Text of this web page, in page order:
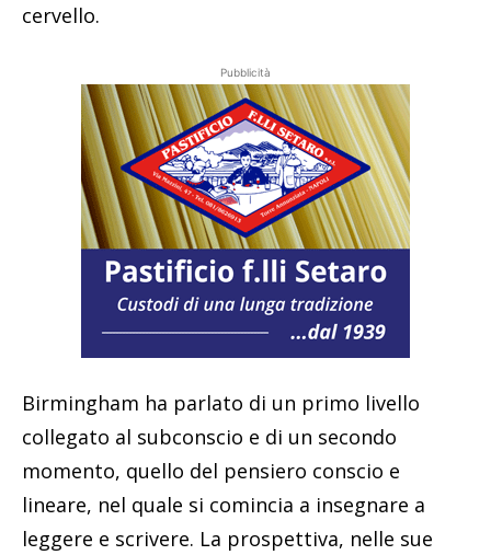
cervello.
Pubblicità
Birmingham ha parlato di un primo livello
collegato al subconscio e di un secondo
momento, quello del pensiero conscio e
lineare, nel quale si comincia a insegnare a
leggere e scrivere. La prospettiva, nelle sue